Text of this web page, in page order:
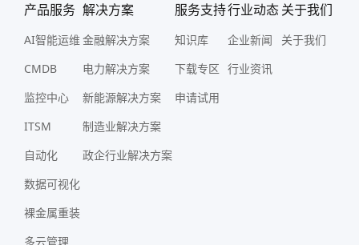
产品服务
AI智能运维
CMDB
监控中心
ITSM
自动化
数据可视化
裸金属重装
多云管理
解决方案
金融解决方案
电力解决方案
新能源解决方案
制造业解决方案
政企行业解决方案
服务支持
知识库
下载专区
申请试用
行业动态
企业新闻
行业资讯
关于我们
关于我们